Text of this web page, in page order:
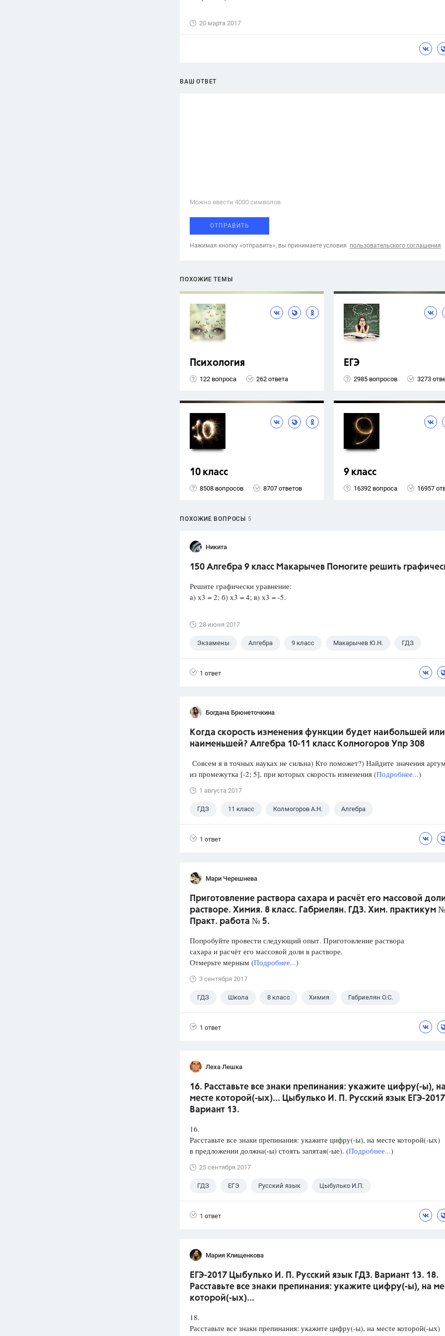
20 марта 2017
ВАШ ОТВЕТ
Можно ввести 4000 cимволов
ОТПРАВИТЬ
Нажимая кнопку «отправить», вы принимаете условия пользовательского соглашения
ПОХОЖИЕ ТЕМЫ
Психология
122 вопроса 262 ответа
ЕГЭ
2985 вопросов 3273
10 класс
8508 вопросов 8707 ответов
9 класс
16392 вопроса 16957
ПОХОЖИЕ ВОПРОСЫ 5
Никита
150 Алгебра 9 класс Макарычев Помогите решить
Решите графически уравнение:
а) х3 = 2; б) х3 = 4; в) х3 = -5.
28 июня 2017
Экзамены Алгебра 9 класс Макарычев Ю.Н. ГДЗ
1 ответ
Богдана Брюнеточкина
Когда скорость изменения функции будет наибольшей или
наименьшей? Алгебра 10-11 класс Колмогоров Упр 308
Совсем я в точных науках не сильна) Кто поможет?) Найдите значения
из промежутка [-2; 5], при которых скорость изменения (Подробнее...)
1 августа 2017
ГДЗ 11 класс Колмогоров А.Н. Алгебра
1 ответ
Мари Черешнева
Приготовление раствора сахара и расчёт его массовой
растворе. Химия. 8 класс. Габриелян. ГДЗ. Хим. практикум
Практ. работа № 5.
Попробуйте провести следующий опыт. Приготовление раствора
сахара и расчёт его массовой доли в растворе.
Отмерьте мерным (Подробнее...)
3 сентября 2017
ГДЗ Школа 8 класс Химия Габриелян О.С.
1 ответ
Леха Лешка
16. Расставьте все знаки препинания: укажите цифру(-ы),
месте которой(-ых)... Цыбулько И. П. Русский язык ЕГЭ-
Вариант 13.
16.
Расставьте все знаки препинания: укажите цифру(-ы), на месте которой(-ых)
в предложении должна(-ы) стоять запятая(-ые). (Подробнее...)
25 сентября 2017
ГДЗ ЕГЭ Русский язык Цыбулько И.П.
1 ответ
Мария Клищенкова
ЕГЭ-2017 Цыбулько И. П. Русский язык ГДЗ. Вариант 13. 18.
Расставьте все знаки препинания: укажите цифру(-ы), на
которой(-ых)...
18.
Расставьте все знаки препинания: укажите цифру(-ы), на месте которой(-ых)